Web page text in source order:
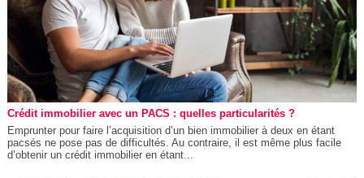
Crédit immobilier avec un PACS : quelles particularités ?
Emprunter pour faire l’acquisition d’un bien immobilier à deux en étant
pacsés ne pose pas de difficultés. Au contraire, il est même plus facile
d’obtenir un crédit immobilier en étant...